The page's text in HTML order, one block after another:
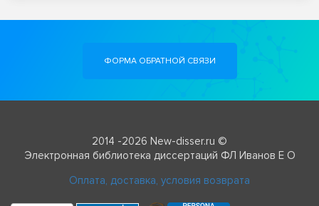
ФОРМА ОБРАТНОЙ СВЯЗИ
2014 -2026 New-disser.ru ©
Электронная библиотека диссертаций ФЛ Иванов Е О
Оплата, доставка, условия возврата